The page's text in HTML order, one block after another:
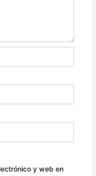
y web en